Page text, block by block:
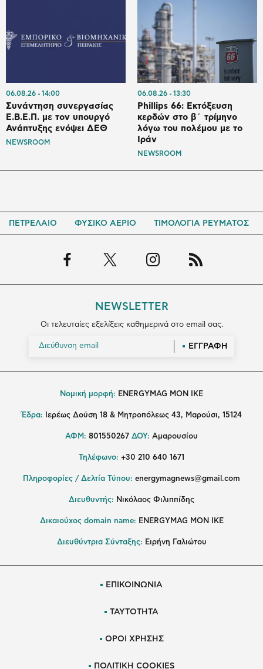
06.08.26 14:00
Συνάντηση συνεργασίας
Ε.Β.Ε.Π. με τον υπουργό
Ανάπτυξης ενόψει ΔΕΘ
NEWSROOM
06.08.26 13:30
Phillips 66: Εκτόξευση
κερδών στο β΄ τρίμηνο
λόγω του πολέμου με το
Ιράν
NEWSROOM
ΠΕΤΡΕΛΑΙΟ ΦΥΣΙΚΟ ΑΕΡΙΟ ΤΙΜΟΛΟΓΙΑ ΡΕΥΜΑΤΟΣ
NEWSLETTER
Οι τελευταίες εξελίξεις καθημερινά στο email σας.
ΕΓΓΡΑΦΗ
Νομική μορφή: ENERGYMAG MON IKE
Έδρα: Ιερέως Δούση 18 & Μητροπόλεως 43, Μαρούσι, 15124
ΑΦΜ: 801550267 ΔΟΥ: Αμαρουσίου
Τηλέφωνο: +30 210 640 1671
Πληροφορίες / Δελτία Τύπου: energymagnews@gmail.com
Διευθυντής: Νικόλαος Φιλιππίδης
Δικαιούχος domain name: ENERGYMAG ΜΟΝ ΙΚΕ
Διευθύντρια Σύνταξης: Ειρήνη Γαλιώτου
ΕΠΙΚΟΙΝΩΝΙΑ
ΤΑΥΤΟΤΗΤΑ
ΟΡΟΙ ΧΡΗΣΗΣ
ΠΟΛΙΤΙΚΗ COOKIES